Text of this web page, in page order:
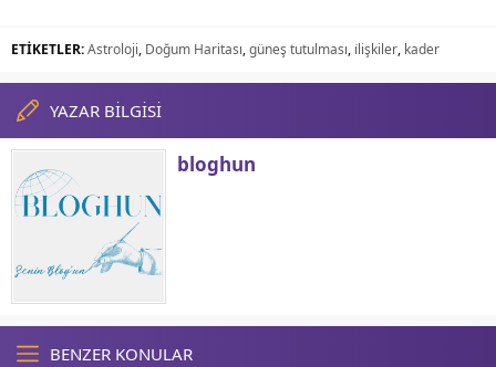
ETİKETLER:Astroloji, Doğum Haritası,güneş tutulması, i̇lişkiler, kader
YAZAR BİLGİSİ
bloghun
BENZER KONULAR